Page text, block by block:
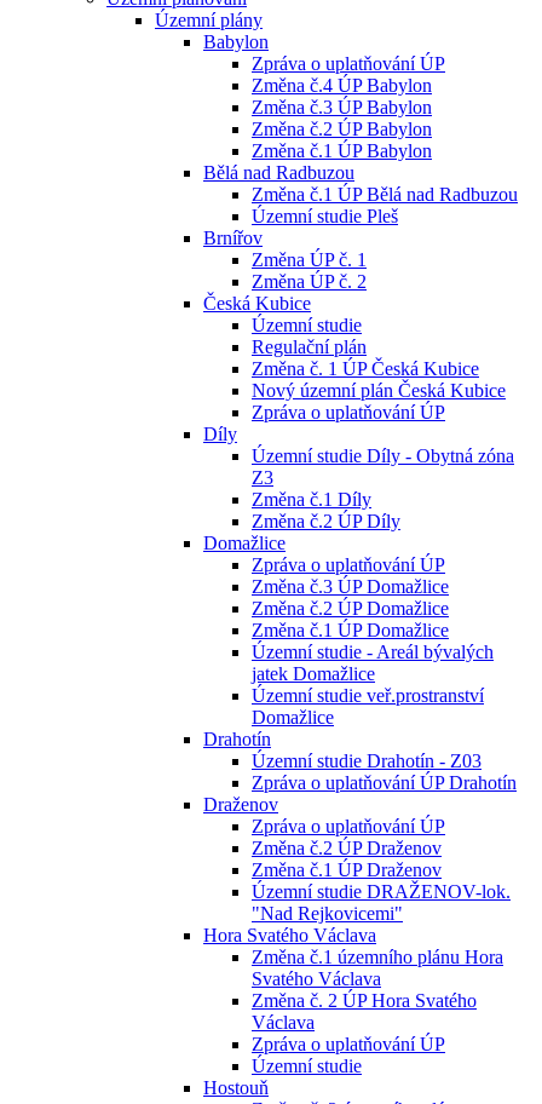
Územní plány
Babylon
Zpráva o uplatňování ÚP
Změna č.4 ÚP Babylon
Změna č.3 ÚP Babylon
Změna č.2 ÚP Babylon
Změna č.1 ÚP Babylon
Bělá nad Radbuzou
Změna č.1 ÚP Bělá nad Radbuzou
Územní studie Pleš
Brnířov
Změna ÚP č. 1
Změna ÚP č. 2
Česká Kubice
Územní studie
Regulační plán
Změna č. 1 ÚP Česká Kubice
Nový územní plán Česká Kubice
Zpráva o uplatňování ÚP
Díly
Územní studie Díly - Obytná zóna
Z3
Změna č.1 Díly
Změna č.2 ÚP Díly
Domažlice
Zpráva o uplatňování ÚP
Změna č.3 ÚP Domažlice
Změna č.2 ÚP Domažlice
Změna č.1 ÚP Domažlice
Územní studie - Areál bývalých
jatek Domažlice
Územní studie veř.prostranství
Domažlice
Drahotín
Územní studie Drahotín - Z03
Zpráva o uplatňování ÚP Drahotín
Draženov
Zpráva o uplatňování ÚP
Změna č.2 ÚP Draženov
Změna č.1 ÚP Draženov
Územní studie DRAŽENOV-lok.
"Nad Rejkovicemi"
Hora Svatého Václava
Změna č.1 územního plánu Hora
Svatého Václava
Změna č. 2 ÚP Hora Svatého
Václava
Zpráva o uplatňování ÚP
Územní studie
Hostouň